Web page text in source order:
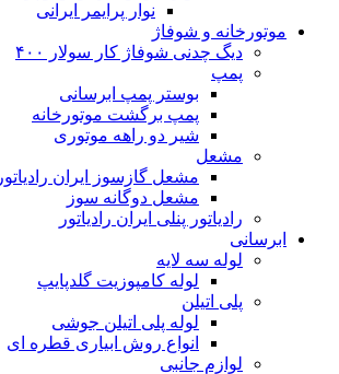
نوار پرایمر ایرانی
موتورخانه و شوفاژ
دیگ چدنی شوفاژ کار سولار ۴۰۰
پمپ
بوستر پمپ ابرسانی
پمپ برگشت موتورخانه
شیر دو راهه موتوری
مشعل
مشعل گازسوز ایران رادیاتور
مشعل دوگانه سوز
رادیاتور پنلی ایران رادیاتور
ابرسانی
لوله سه لایه
لوله کامپوزیت گلدپایپ
پلی اتیلن
لوله پلی اتیلن جوشی
انواع روش ابیاری قطره ای
لوازم جانبی